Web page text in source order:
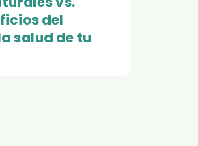
del
salud de tu